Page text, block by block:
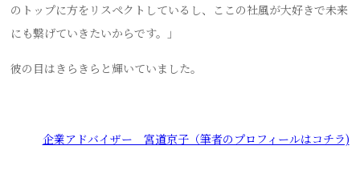
のトップに方をリスペクトしているし、ここの社風が大好きで未来
にも繋げていきたいからです。」
彼の目はきらきらと輝いていました。
企業アドバイザー 宮道京子（筆者のプロフィールはコチラ)